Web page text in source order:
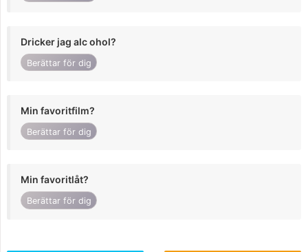
Dricker jag alc ohol?
Berättar för dig
Min favoritfilm?
Berättar för dig
Min favoritlåt?
Berättar för dig